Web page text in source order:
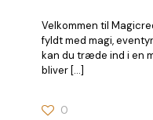
Velkommen til
fyldt med magi,
kan du træde ind i en
bliver […]
0